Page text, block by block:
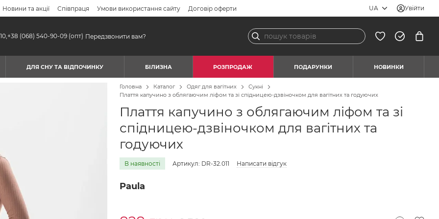
Новини та акції Співпраця Умови використання сайту Договір оферти UA Увійти
+38 (068) 540-90-09 (опт) Передзвонити вам?
ДЛЯ СНУ ТА ВІДПОЧИНКУ БІЛИЗНА РОЗПРОДАЖ ПОДАРУНКИ НОВИНКИ
Головна Каталог Одяг для вагітних
Сукні
Плаття капучино з облягаючим ліфом та зі спідницею-дзвіночком для вагітних та годуючих
Плаття капучино з облягаючим ліфом та зі
спідницею-дзвіночком для вагітних та
годуючих
В наявності Артикул: DR-32.011 Написати відгук
Paula